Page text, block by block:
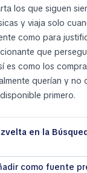
los que siguen
y viaja solo
como para
que
es como los
querían y no
primero.
en la
como fuente